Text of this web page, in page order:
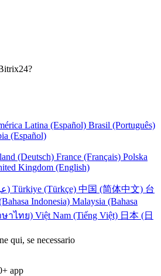
Latina (Español) Brasil (Português)
(Español)
(Deutsch) France (Français) Polska
Kingdom (English)
UAE (عربي) Türkiye (Türkçe) 中国 (简体中文) 台
Indonesia) Malaysia (Bahasa
ษาไทย) Việt Nam (Tiếng Việt) 日本 (日
qui, se necessario
app